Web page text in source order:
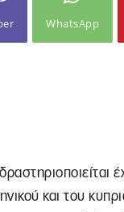
WhatsApp
και του